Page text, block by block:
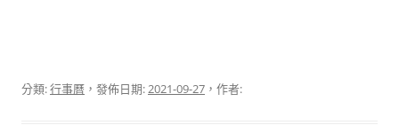
分類:行事曆 ，發佈日期:2021-09-27 ，作者: